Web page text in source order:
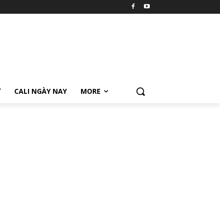
CALI NGÀY NAY MORE